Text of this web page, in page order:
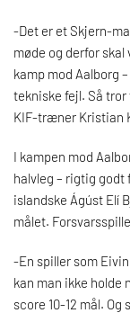
-Det er et Skjern-
møde og derfor
kamp mod Aalborg
tekniske fejl. Så tror
KIF-træner Kristian
I kampen mod
halvleg – rigtig godt
islandske Ágúst Elí
målet.
-En spiller som
kan man ikke holde
score 10-12 mål.